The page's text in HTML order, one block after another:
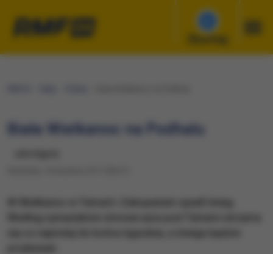
Słuchaj
Biała Wielkanoc na Podhalu